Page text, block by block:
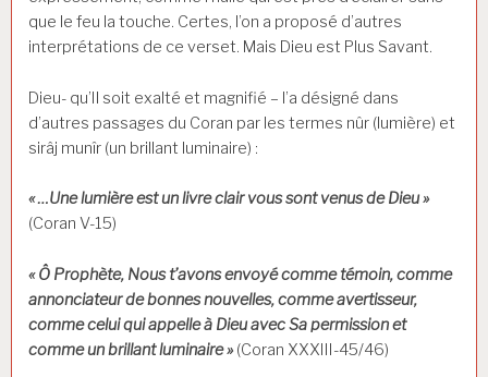
que le feu la touche. Certes, l’on a proposé d’autres
interprétations de ce verset. Mais Dieu est Plus Savant.
Dieu- qu’Il soit exalté et magnifié – l’a désigné dans
d’autres passages du Coran par les termes nûr (lumière) et
sirâj munîr (un brillant luminaire) :
« …Une lumière est un livre clair vous sont venus de Dieu »
(Coran V-15)
« Ô Prophète, Nous t’avons envoyé comme témoin, comme
annonciateur de bonnes nouvelles, comme avertisseur,
comme celui qui appelle à Dieu avec Sa permission et
comme un brillant luminaire » (Coran XXXIII-45/46)